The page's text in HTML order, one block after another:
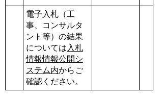
電子入札（工
事、コンサルタ
ント等）の結果
については 入札
情報情報公開シ
ステム内からご
確認ください。